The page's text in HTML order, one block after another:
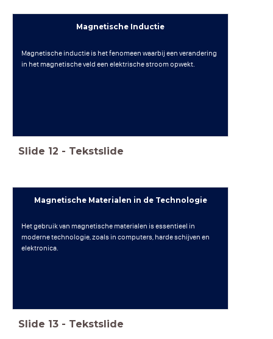
Magnetische Inductie
Magnetische inductie is het fenomeen waarbij een verandering
in het magnetische veld een elektrische stroom opwekt.
Slide 12 - Tekstslide
Magnetische Materialen in de Technologie
Het gebruik van magnetische materialen is essentieel in
moderne technologie, zoals in computers, harde schijven en
elektronica.
Slide 13 - Tekstslide